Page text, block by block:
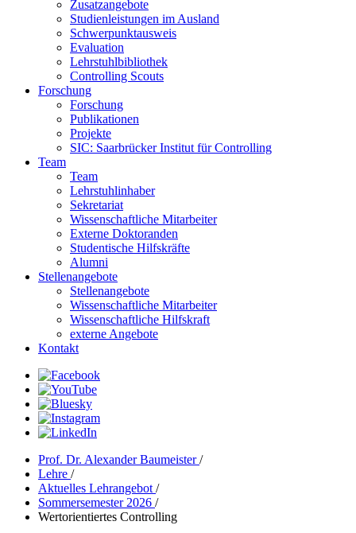
Zusatzangebote
Studienleistungen im Ausland
Schwerpunktausweis
Evaluation
Lehrstuhlbibliothek
Controlling Scouts
Forschung
Forschung
Publikationen
Projekte
SIC: Saarbrücker Institut für Controlling
Team
Team
Lehrstuhlinhaber
Sekretariat
Wissenschaftliche Mitarbeiter
Externe Doktoranden
Studentische Hilfskräfte
Alumni
Stellenangebote
Stellenangebote
Wissenschaftliche Mitarbeiter
Wissenschaftliche Hilfskraft
externe Angebote
Kontakt
Prof. Dr. Alexander Baumeister/
Lehre /
Aktuelles Lehrangebot /
Sommersemester 2026 /
Wertorientiertes Controlling